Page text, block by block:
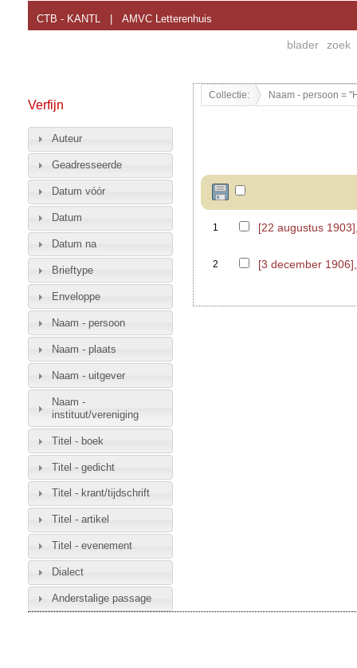
CTB - KANTL AMVC Letterenhuis
blader zoek
Collectie: Naam - persoon =
1 [22 augustus
2 [3 december
Verfijn
Auteur
Geadresseerde
Datum vóór
Datum
Datum na
Brieftype
Enveloppe
Naam - persoon
Naam - plaats
Naam - uitgever
Naam -
instituut/vereniging
Titel - boek
Titel - gedicht
Titel - krant/tijdschrift
Titel - artikel
Titel - evenement
Dialect
Anderstalige passage